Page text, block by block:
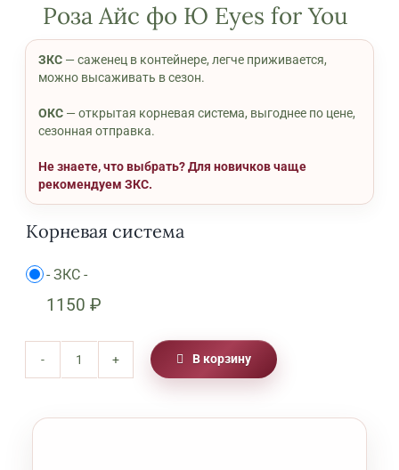
Роза Айс фо Ю Eyes for You
ЗКС — саженец в контейнере, легче приживается,
можно высаживать в сезон.
ОКС — открытая корневая система, выгоднее по цене,
сезонная отправка.
Не знаете, что выбрать? Для новичков чаще
рекомендуем ЗКС.
Корневая система
- ЗКС -
1150 ₽
Количество
Роза
В корзину